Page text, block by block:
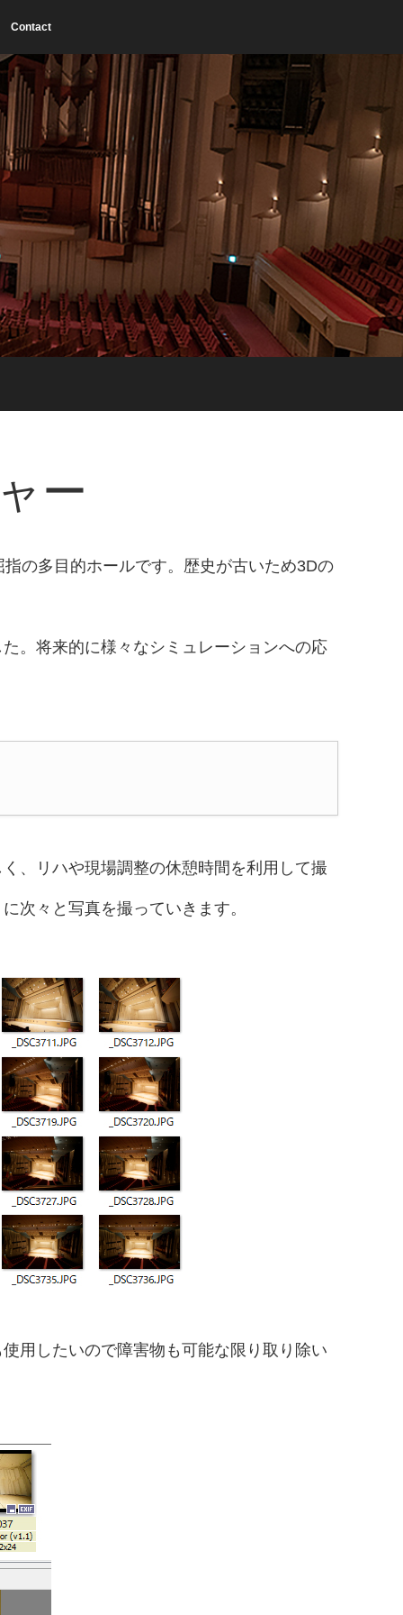
Contact
ー
の多目的ホールです。歴史が古いため3Dの
。将来的に様々なシミュレーションへの応
、リハや現場調整の休憩時間を利用して撮
次々と写真を撮っていきます。
用したいので障害物も可能な限り取り除い